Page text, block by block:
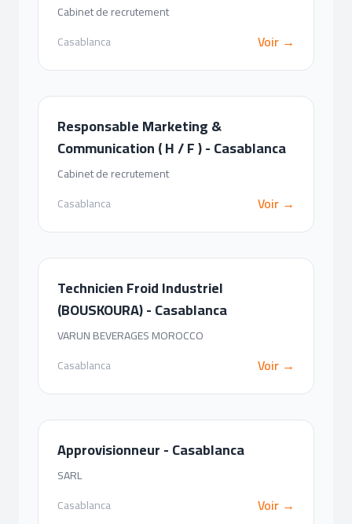
Cabinet de recrutement
Casablanca
Voir →
Responsable Marketing &
Communication ( H / F ) - Casablanca
Cabinet de recrutement
Casablanca
Voir →
Technicien Froid Industriel
(BOUSKOURA) - Casablanca
VARUN BEVERAGES MOROCCO
Casablanca
Voir →
Approvisionneur - Casablanca
SARL
Casablanca
Voir →